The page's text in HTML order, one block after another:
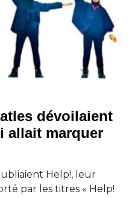
dévoilaient
allait marquer
Help!, leur
par les titres « Help!